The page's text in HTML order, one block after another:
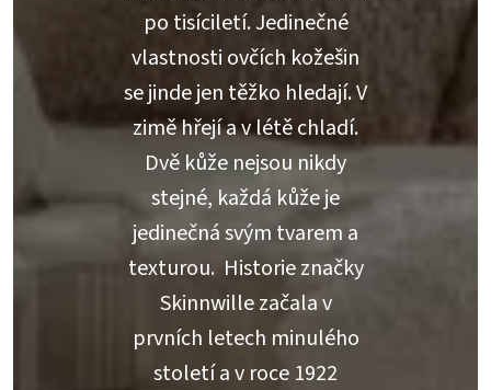
po tisíciletí. Jedinečné
vlastnosti ovčích kožešin
se jinde jen těžko hledají. V
zimě hřejí a v létě chladí.
Dvě kůže nejsou nikdy
stejné, každá kůže je
jedinečná svým tvarem a
texturou. Historie značky
Skinnwille začala v
prvních letech minulého
století a v roce 1922